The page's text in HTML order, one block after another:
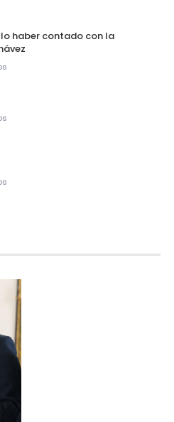
haber contado con la